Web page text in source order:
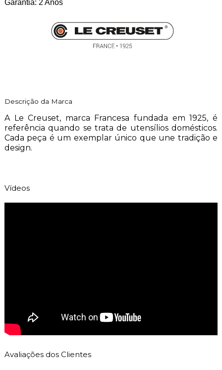
Garantia: 2 Anos
Descrição da Marca
A Le Creuset, marca Francesa fundada em 1925, é
referência quando se trata de utensílios domésticos.
Cada peça é um exemplar único que une tradição e
design.
Vídeos
Avaliações dos Clientes